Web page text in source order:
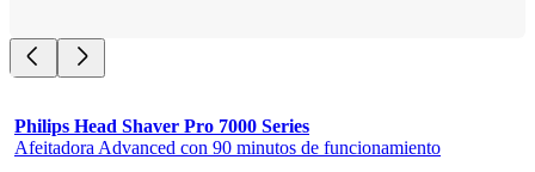
Philips Head Shaver Pro 7000 Series
Afeitadora Advanced con 90 minutos de funcionamiento